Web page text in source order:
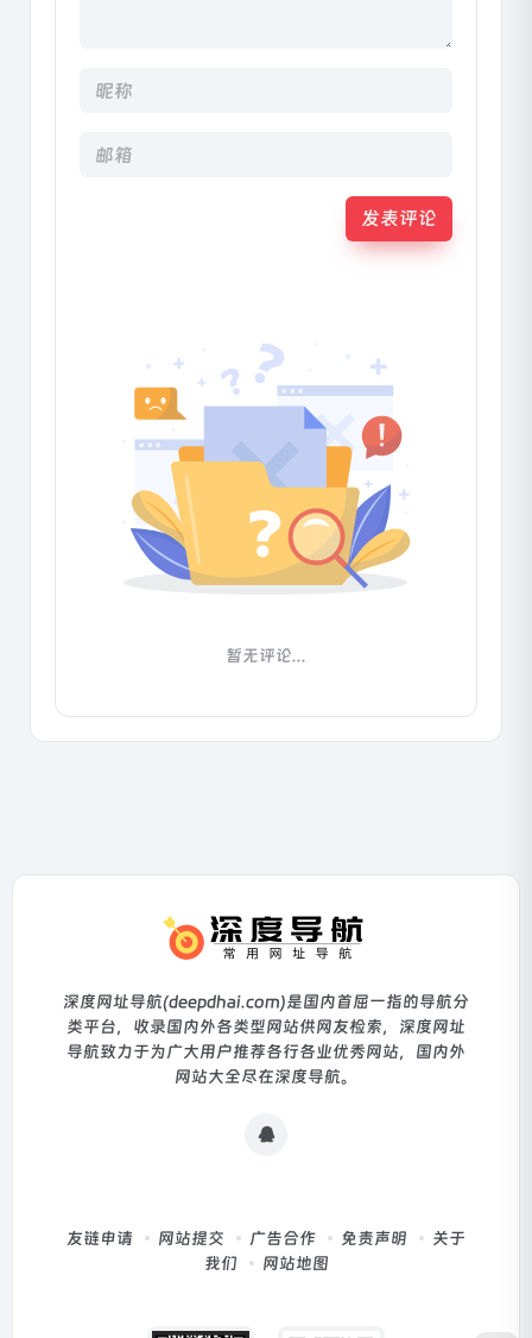
发表评论
暂无评论...
深度网址导航(deepdhai.com)是国内首屈一指的导航分
类平台，收录国内外各类型网站供网友检索，深度网址
导航致力于为广大用户推荐各行各业优秀网站，国内外
网站大全尽在深度导航。
友链申请 网站提交 广告合作 免责声明
关于
我们
网站地图